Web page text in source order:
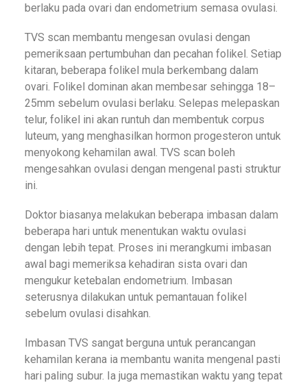
berlaku pada ovari dan endometrium semasa ovulasi.
TVS scan membantu mengesan ovulasi dengan
pemeriksaan pertumbuhan dan pecahan folikel. Setiap
kitaran, beberapa folikel mula berkembang dalam
ovari. Folikel dominan akan membesar sehingga 18–
25mm sebelum ovulasi berlaku. Selepas melepaskan
telur, folikel ini akan runtuh dan membentuk corpus
luteum, yang menghasilkan hormon progesteron untuk
menyokong kehamilan awal. TVS scan boleh
mengesahkan ovulasi dengan mengenal pasti struktur
ini.
Doktor biasanya melakukan beberapa imbasan dalam
beberapa hari untuk menentukan waktu ovulasi
dengan lebih tepat. Proses ini merangkumi imbasan
awal bagi memeriksa kehadiran sista ovari dan
mengukur ketebalan endometrium. Imbasan
seterusnya dilakukan untuk pemantauan folikel
sebelum ovulasi disahkan.
Imbasan TVS sangat berguna untuk perancangan
kehamilan kerana ia membantu wanita mengenal pasti
hari paling subur. Ia juga memastikan waktu yang tepat